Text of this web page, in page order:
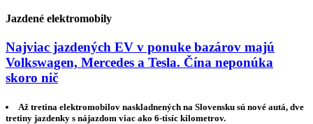
Jazdené elektromobily
Najviac jazdených EV v ponuke bazárov majú
Volkswagen, Mercedes a Tesla. Čína neponúka
skoro nič
Až tretina elektromobilov naskladnených na Slovensku sú nové autá, dve
tretiny jazdenky s nájazdom viac ako 6-tisíc kilometrov.